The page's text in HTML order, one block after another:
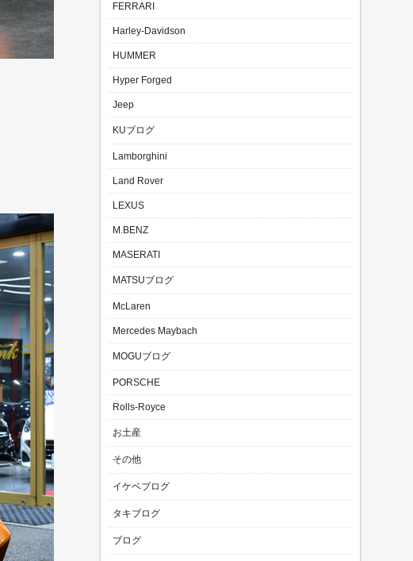
FERRARI
Harley-Davidson
HUMMER
Hyper Forged
Jeep
KUブログ
Lamborghini
Land Rover
LEXUS
M.BENZ
MASERATI
MATSUブログ
McLaren
Mercedes Maybach
MOGUブログ
PORSCHE
Rolls-Royce
お土産
その他
イケベブログ
タキブログ
ブログ